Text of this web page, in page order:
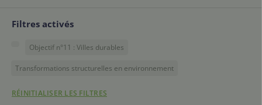
Filtres activés
Objectif n°11 : Villes durables
Transformations structurelles en environnement
RÉINITIALISER LES FILTRES